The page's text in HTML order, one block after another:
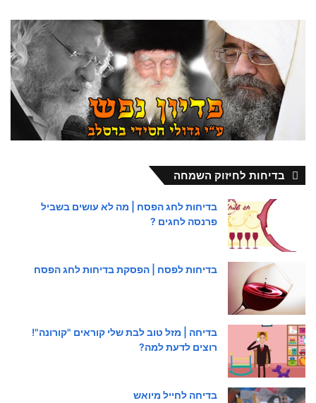
בדיחות לחיזוק השמחה
בדיחות לחג הפסח | מה לא עושים בשביל
פרנסה לחגים ?
בדיחות לפסח | הפסקת בדיחות לחג הפסח
בדיחה | מזל טוב לבת שלי קוראים "קורונה"!
רוצים לדעת למה?
בדיחה לחייל מיואש